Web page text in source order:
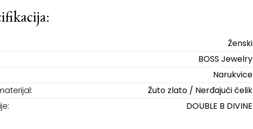
Ženski
BOSS Jewelry
Narukvice
Žuto zlato / Nerđajući čelik
DOUBLE B DIVINE